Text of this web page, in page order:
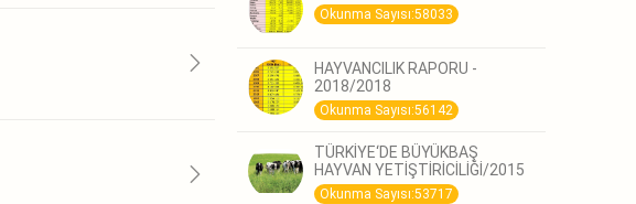
Okunma Sayısı:58033
HAYVANCILIK RAPORU -
2018/2018
Okunma Sayısı:56142
TÜRKİYE‘DE BÜYÜKBAŞ
HAYVAN YETİŞTİRİCİLİĞİ/2015
Okunma Sayısı:53717